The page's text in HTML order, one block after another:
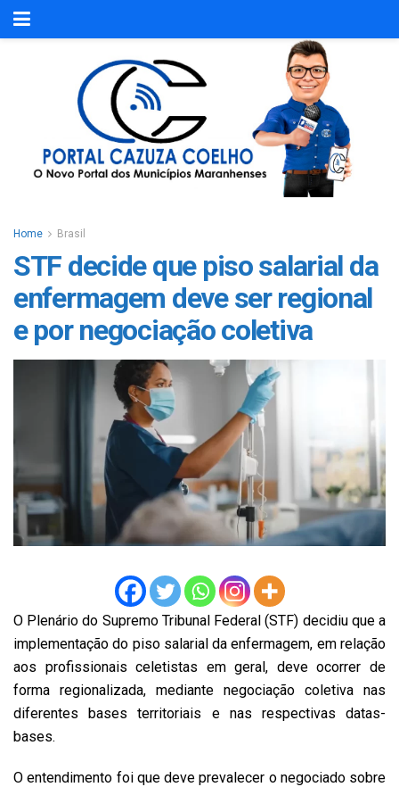
Home Brasil
STF decide que piso salarial da
enfermagem deve ser regional
e por negociação coletiva
O Plenário do Supremo Tribunal Federal (STF) decidiu que a
implementação do piso salarial da enfermagem, em relação
aos profissionais celetistas em geral, deve ocorrer de
forma regionalizada, mediante negociação coletiva nas
diferentes bases territoriais e nas respectivas datas-
bases.
O entendimento foi que deve prevalecer o negociado sobre